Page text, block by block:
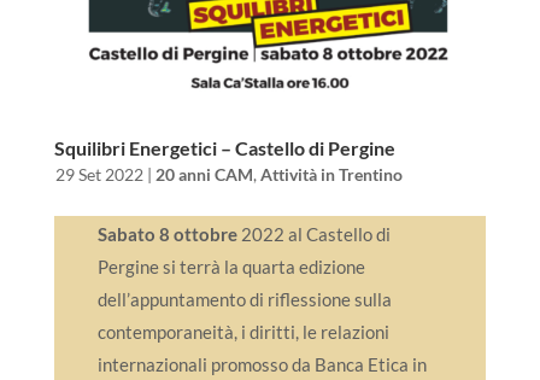
Squilibri Energetici – Castello di Pergine
29 Set 2022 | 20 anni CAM, Attività in Trentino
Sabato 8 ottobre2022 al Castello di
Pergine si terrà la quarta edizione
dell’appuntamento di riflessione sulla
contemporaneità, i diritti, le relazioni
internazionali promosso da Banca Etica in